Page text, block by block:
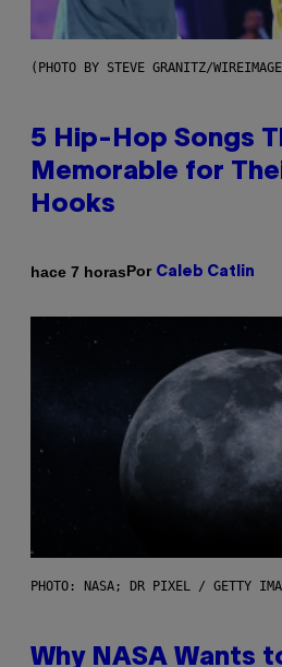
(PHOTO BY STEVE GRANITZ/
5 Hip-Hop Songs
Memorable for
Hooks
hace 7 horasPor Caleb Catlin
PHOTO: NASA; DR PIXEL / GETTY
Why NASA Wants